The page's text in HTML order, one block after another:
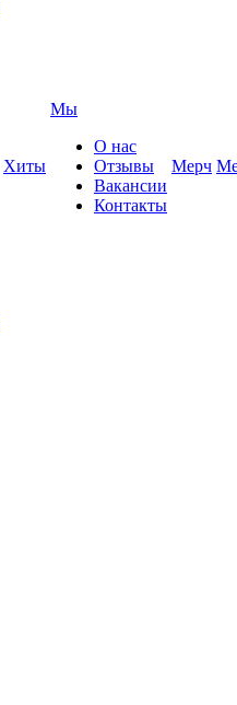
Хиты
Мы
О нас
Отзывы
Вакансии
Контакты
Мерч